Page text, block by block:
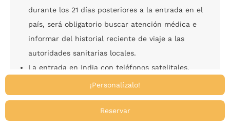
¡Personalízalo!
Reservar
durante los 21 días posteriores a la entrada en el
país, será obligatorio buscar atención médica e
informar del historial reciente de viaje a las
autoridades sanitarias locales.
La entrada en India con teléfonos satelitales,
dispositivos GPS, drones y equipos similares está
prohibida. En el caso de los drones, únicamente
podrán ser introducidos si se cuenta con la